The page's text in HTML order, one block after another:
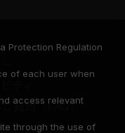
ご質問（FAQ）
Protection Regulation
of each user when
access relevant
through the use of